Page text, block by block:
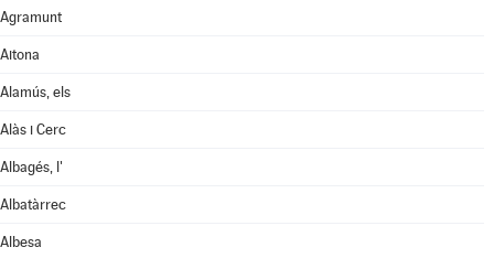
Agramunt
Aitona
Alamús, els
Alàs i Cerc
Albagés, l'
Albatàrrec
Albesa